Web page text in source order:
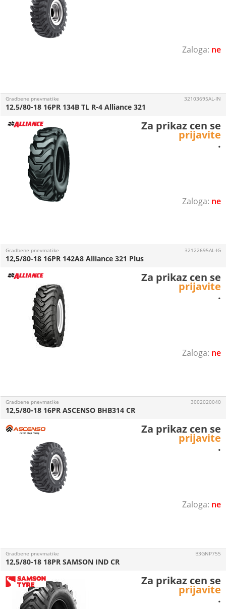
ne
ne
Gradbene pnevmatike
12,5/80-18 16PR 134B TL R-4 Alliance 321
32103695AL-IN
Za prikaz cen se
prijavite
.
ne
Gradbene pnevmatike
12,5/80-18 16PR 142A8 Alliance 321 Plus
32122695AL-IG
Za prikaz cen se
prijavite
.
ne
Gradbene pnevmatike
12,5/80-18 16PR ASCENSO BHB314 CR
3002020040
Za prikaz cen se
prijavite
.
Gradbene pnevmatike
12,5/80-18 18PR SAMSON IND CR
B3GNP755
Za prikaz cen se
prijavite
.